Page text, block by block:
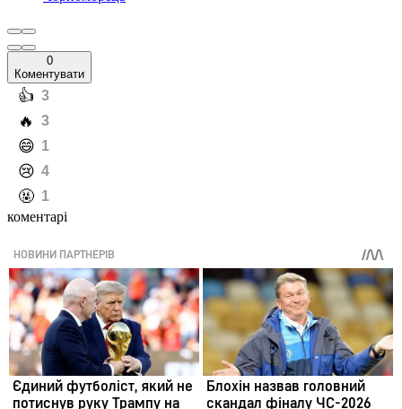
0
Коментувати
️👍 3
️🔥 3
️😄 1
️😢 4
️🤬 1
коментарі